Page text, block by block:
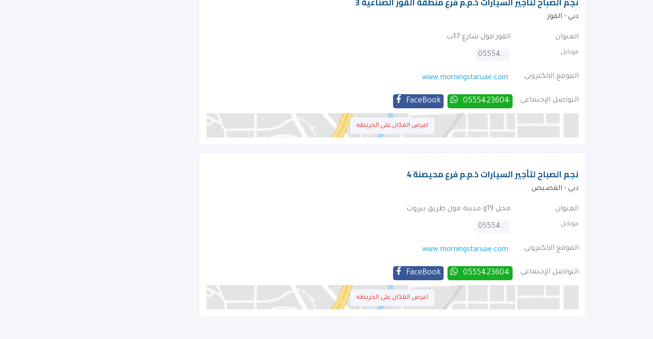
دبي - القوز
العنوان القوز مول شارع 17ب
موبايل 0555423604
الموقع الالكترونى www.morningstaruae.com
التواصل الإجتماعى 0555423604
FaceBook
اعرض المكان على الخريطه
نجم الصباح لتأجير السيارات ذ.م.م فرع محيصنة 4
دبي - القصيص
العنوان محل g19 مدينة مول طريق بيروت
موبايل 0555423604
الموقع الالكترونى www.morningstaruae.com
التواصل الإجتماعى 0555423604
FaceBook
اعرض المكان على الخريطه